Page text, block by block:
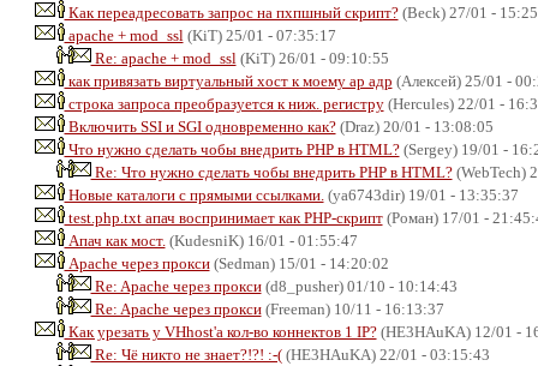
Как переадресовать запрос на пхпшный скрипт?(Beck) 27/01 -
apache + mod_ssl (KiT) 25/01 - 07:35:17
Re: apache + mod_ssl (KiT) 26/01 - 09:10:55
как привязать виртуальный хост к моему ар адр (Алексей) 25/01 -
строка запроса преобразуется к ниж. регистру(Hercules) 22/01 -
Включить SSI и SGI одновременно как?(Draz) 20/01 - 13:08:05
Что нужно сделать чобы внедрить PHP в HTML?(Sergey) 19/01 -
Re: Что нужно сделать чобы внедрить PHP в HTML?(WebTech)
Новые каталоги с прямыми ссылками. (ya6743dir) 19/01 - 13:35:37
test.php.txt апач воспринимает как PHP-скрипт(Роман) 17/01 -
Апач как мост. (KudesniK) 16/01 - 01:55:47
Apache через прокси(Sedman) 15/01 - 14:20:02
Re: Apache через прокси(d8_pusher) 01/10 - 10:14:43
Re: Apache через прокси(Freeman) 10/11 - 16:13:37
Как урезать у VHhost'а кол-во коннектов 1 IP?(HE3HAuKA) 12/01 -
Re: Чё никто не знает?!?! :-((HE3HAuKA) 22/01 - 03:15:43